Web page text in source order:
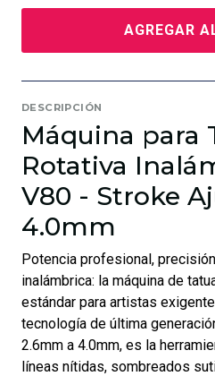
AGREGAR
DESCRIPCIÓN
Máquina para
Rotativa
V80 - Stroke
4.0mm
Potencia profesional,
inalámbrica: la máquina de
estándar para artistas
tecnología de última
2.6mm a 4.0mm, es la
líneas nítidas, sombreados